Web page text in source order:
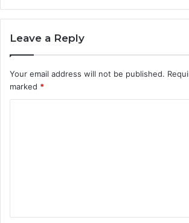
Leave a Reply
Your email address will not be published.
marked *
t